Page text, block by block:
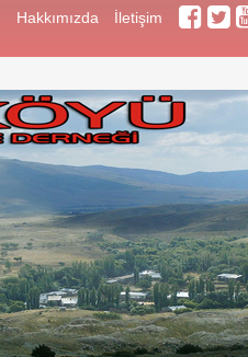
Hakkımızda İletişim